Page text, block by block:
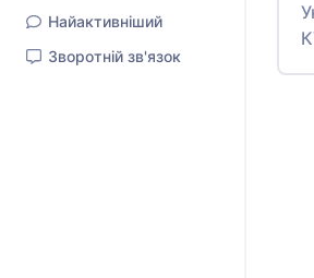
Найактивніший
Зворотній зв'язок